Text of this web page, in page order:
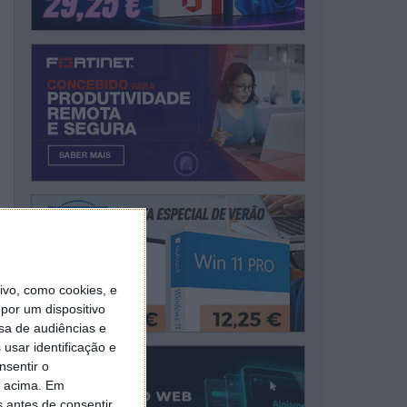
como cookies, e
um dispositivo
de audiências e
identificação e
o
Em